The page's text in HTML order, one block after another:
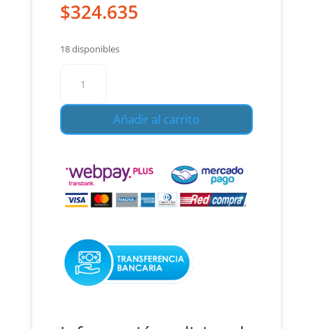
$324.635
18 disponibles
Neumatica
1/4
Tpn-
cantidad
Añadir al carrito